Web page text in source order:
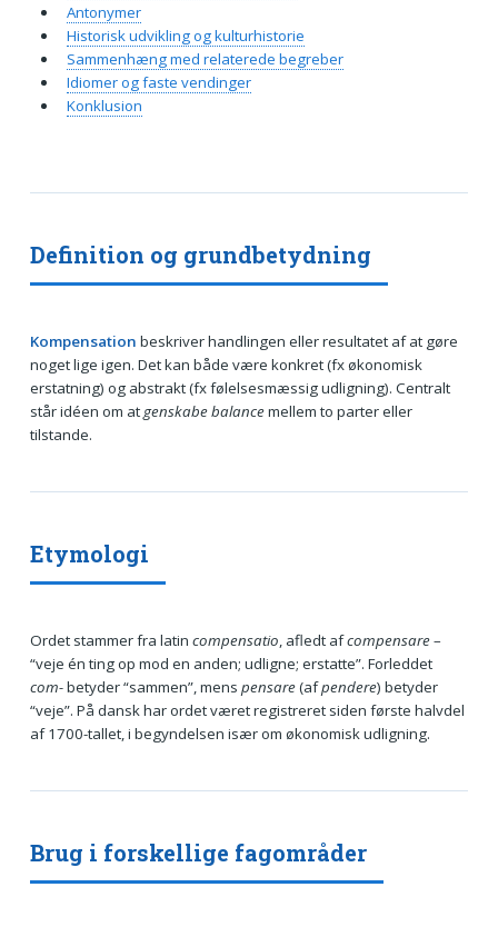
Definition og grundbetydning
Kompensation beskriver handlingen eller resultatet af at gøre
noget lige igen. Det kan både være konkret (fx økonomisk
erstatning) og abstrakt (fx følelsesmæssig udligning). Centralt
står idéen om atgenskabe balancemellem to parter eller
tilstande.
Etymologi
Ordet stammer fra latin compensatio, afledt afcompensare–
“veje én ting op mod en anden; udligne; erstatte”. Forleddet
com-betyder “sammen”, mens pensare(afpendere) betyder
“veje”. På dansk har ordet været registreret siden første halvdel
af 1700-tallet, i begyndelsen især om økonomisk udligning.
Brug i forskellige fagområder
Antonymer
Historisk udvikling og kulturhistorie
Sammenhæng med relaterede begreber
Idiomer og faste vendinger
Konklusion